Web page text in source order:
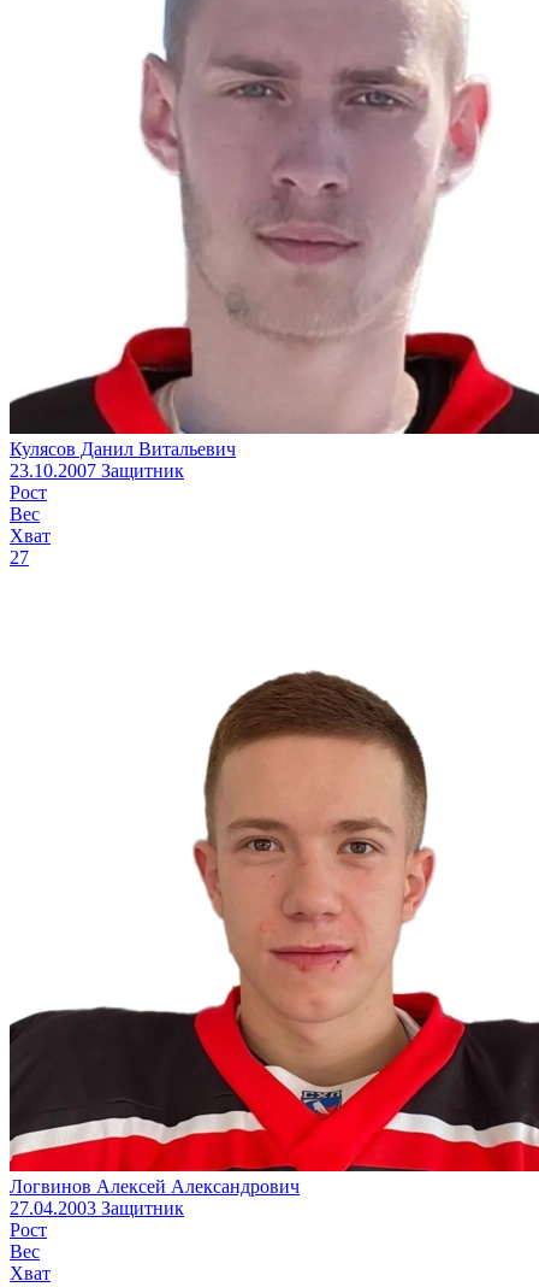
Кулясов Данил Витальевич
23.10.2007 Защитник
Рост
Вес
Хват
27
Логвинов Алексей Александрович
27.04.2003 Защитник
Рост
Вес
Хват